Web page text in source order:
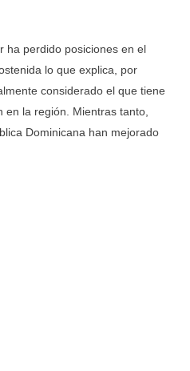
ha perdido posiciones en el
lo que explica, por
considerado el que tiene
en la región. Mientras tanto,
Dominicana han mejorado